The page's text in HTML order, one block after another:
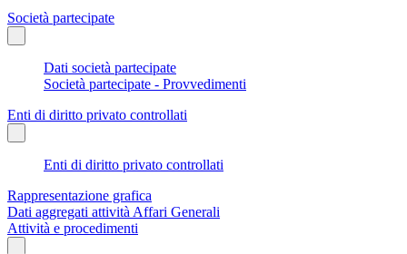
Società partecipate
Dati società partecipate
Società partecipate - Provvedimenti
Enti di diritto privato controllati
Enti di diritto privato controllati
Rappresentazione grafica
Dati aggregati attività Affari Generali
Attività e procedimenti